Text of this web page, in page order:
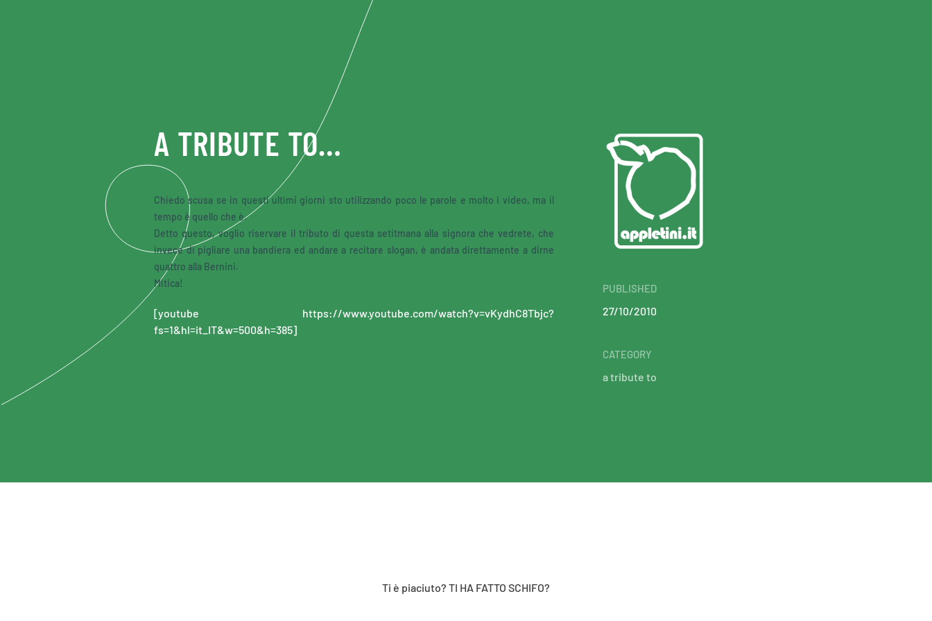
A TRIBUTE TO…
Chiedo scusa se in questi ultimi giorni sto utilizzando poco le parole e molto i video, ma il
tempo è quello che è.
Detto questo, voglio riservare il tributo di questa setitmana alla signora che vedrete, che
invece di pigliare una bandiera ed andare a recitare slogan, è andata direttamente a dirne
quattro alla Bernini.
Mitica!
[youtube https://www.youtube.com/watch?v=vKydhC8Tbjc?
fs=1&hl=it_IT&w=500&h=385]
PUBLISHED
27/10/2010
CATEGORY
a tribute to
Ti è piaciuto? TI HA FATTO SCHIFO?